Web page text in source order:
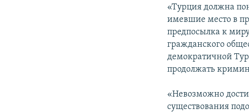
«Турция должна
имевшие место в
предпосылка к
гражданского
демократичной
продолжать
«Невозможно
существования